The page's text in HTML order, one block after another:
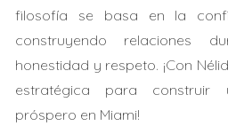
Cultura y Comunidad
La cultura en Wilton Manors es
alberga numerosos eventos
celebran diferentes culturas y
eventos más destacados es el
filosofía se basa en la
construyendo relaciones
honestidad y respeto. ¡Con
estratégica para construir
próspero en Miami!